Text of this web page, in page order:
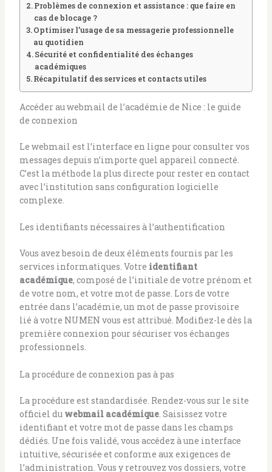
Problèmes de connexion et assistance : que faire en
cas de blocage ?
Optimiser l’usage de sa messagerie professionnelle
au quotidien
Sécurité et confidentialité des échanges
académiques
Récapitulatif des services et contacts utiles
Accéder au webmail de l’académie de Nice : le guide
de connexion
Le webmail est l’interface en ligne pour consulter vos
messages depuis n’importe quel appareil connecté.
C’est la méthode la plus directe pour rester en contact
avec l’institution sans configuration logicielle
complexe.
Les identifiants nécessaires à l’authentification
Vous avez besoin de deux éléments fournis par les
services informatiques. Votre identifiant
académique, composé de l’initiale de votre prénom et
de votre nom, et votre mot de passe. Lors de votre
entrée dans l’académie, un mot de passe provisoire
lié à votre NUMEN vous est attribué. Modifiez-le dès la
première connexion pour sécuriser vos échanges
professionnels.
La procédure de connexion pas à pas
La procédure est standardisée. Rendez-vous sur le site
officiel du webmail académique. Saisissez votre
identifiant et votre mot de passe dans les champs
dédiés. Une fois validé, vous accédez à une interface
intuitive, sécurisée et conforme aux exigences de
l’administration. Vous y retrouvez vos dossiers, votre